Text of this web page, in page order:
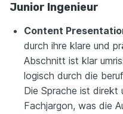
Junior Ingenieur
Content
durch ihre klare und
Abschnitt ist klar
logisch durch die
Die Sprache ist direkt
Fachjargon, was die